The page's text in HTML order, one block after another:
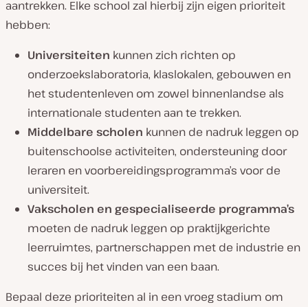
aantrekken. Elke school zal hierbij zijn eigen prioriteit
hebben:
Universiteiten kunnen zich richten op
onderzoekslaboratoria, klaslokalen, gebouwen en
het studentenleven om zowel binnenlandse als
internationale studenten aan te trekken.
Middelbare scholen kunnen de nadruk leggen op
buitenschoolse activiteiten, ondersteuning door
leraren en voorbereidingsprogramma’s voor de
universiteit.
Vakscholen en gespecialiseerde programma’s
moeten de nadruk leggen op praktijkgerichte
leerruimtes, partnerschappen met de industrie en
succes bij het vinden van een baan.
Bepaal deze prioriteiten al in een vroeg stadium om